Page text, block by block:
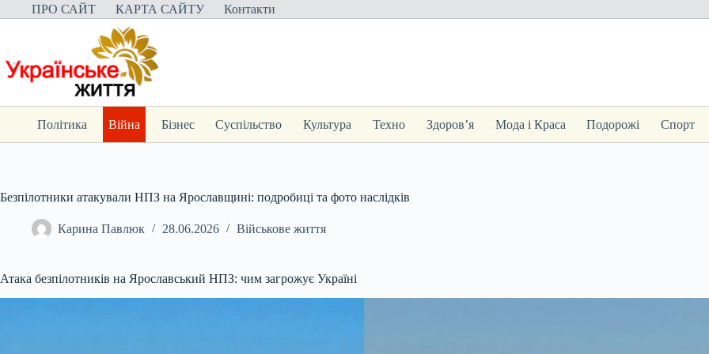
Перейти
до
ПРО САЙТ КАРТА САЙТУ Контакти
Політика Війна Бізнес Суспільство Культура Техно Здоров’я Мода і Краса Подорожі Спорт
Безпілотники атакували НПЗ на Ярославщині: подробиці та фото наслідків
Карина Павлюк 28.06.2026 Військове життя
Атака безпілотників на Ярославський НПЗ: чим загрожує Україні